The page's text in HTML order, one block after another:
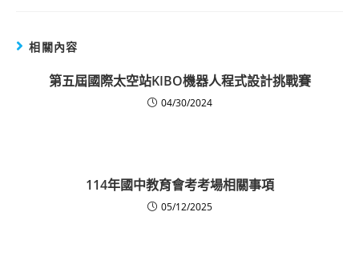
相關內容
第五屆國際太空站KIBO機器人程式設計挑戰賽
04/30/2024
114年國中教育會考考場相關事項
05/12/2025